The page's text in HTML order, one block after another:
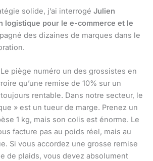
solide, j’ai interrogé Julien
logistique pour le e-commerce et le
des dizaines de marques dans le
Le piège numéro un des grossistes en
qu’une remise de 10% sur un
rentable. Dans notre secteur, le
» est un tueur de marge. Prenez un
1 kg, mais son colis est énorme. Le
facture pas au poids réel, mais au
Si vous accordez une grosse remise
de plaids, vous devez absolument